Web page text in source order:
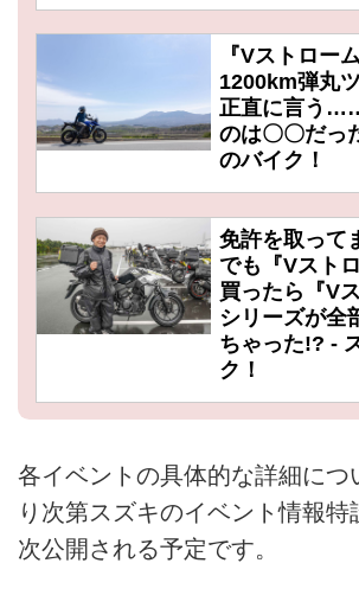
『Vストロー
1200km弾丸
正直に言う
のは〇〇だっ
のバイク！
免許を取って
でも『Vスト
買ったら『V
シリーズが全
ちゃった!? -
ク！
各イベントの具体的な詳細につ
り次第スズキのイベント情報特
次公開される予定です。